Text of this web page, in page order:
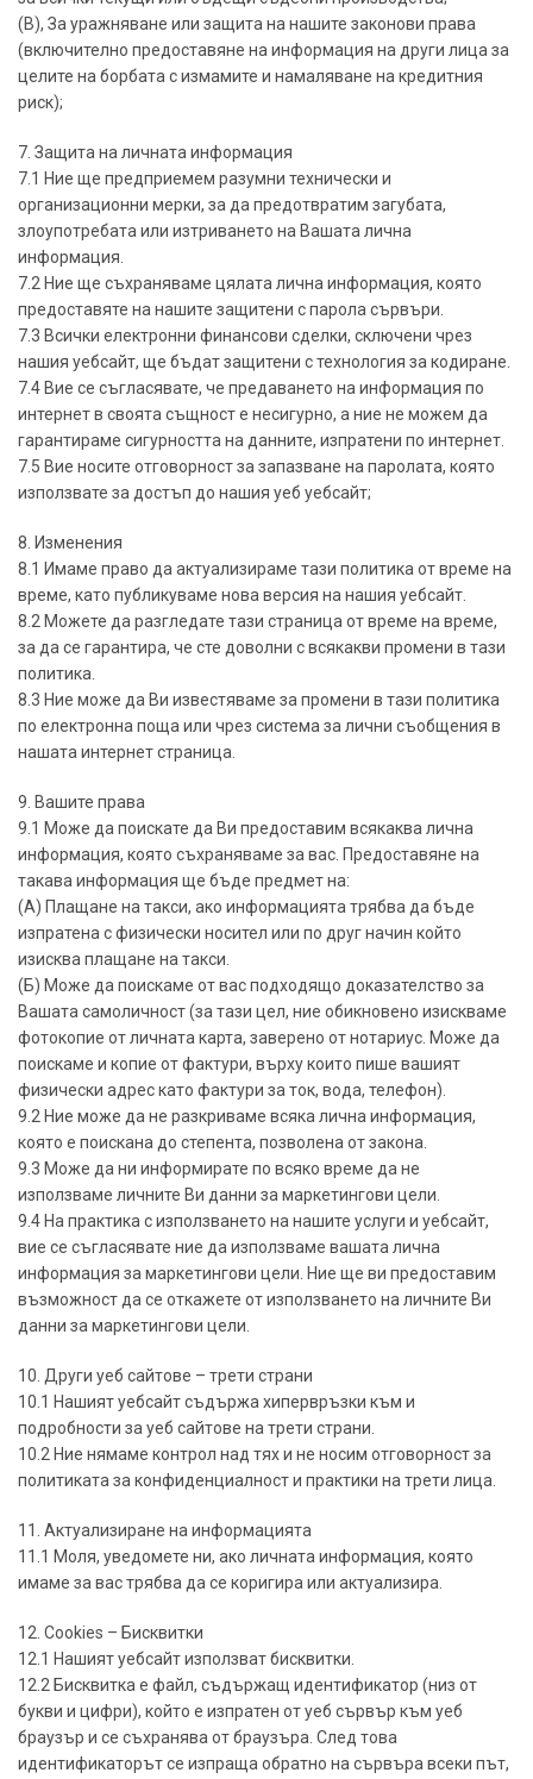
(В), За уражняване или защита на нашите законови права
(включително предоставяне на информация на други лица за
целите на борбата с измамите и намаляване на кредитния
риск);
7. Защита на личната информация
7.1 Ние ще предприемем разумни технически и
организационни мерки, за да предотвратим загубата,
злоупотребата или изтриването на Вашата лична
информация.
7.2 Ние ще съхраняваме цялата лична информация, която
предоставяте на нашите защитени с парола сървъри.
7.3 Всички електронни финансови сделки, сключени чрез
нашия уебсайт, ще бъдат защитени с технология за кодиране.
7.4 Вие се съгласявате, че предаването на информация по
интернет в своята същност е несигурно, а ние не можем да
гарантираме сигурността на данните, изпратени по интернет.
7.5 Вие носите отговорност за запазване на паролата, която
използвате за достъп до нашия уеб уебсайт;
8. Изменения
8.1 Имаме право да актуализираме тази политика от време на
време, като публикуваме нова версия на нашия уебсайт.
8.2 Можете да разгледате тази страница от време на време,
за да се гарантира, че сте доволни с всякакви промени в тази
политика.
8.3 Ние може да Ви известяваме за промени в тази политика
по електронна поща или чрез система за лични съобщения в
нашата интернет страница.
9. Вашите права
9.1 Може да поискате да Ви предоставим всякаква лична
информация, която съхраняваме за вас. Предоставяне на
такава информация ще бъде предмет на:
(А) Плащане на такси, ако информацията трябва да бъде
изпратена с физически носител или по друг начин който
изисква плащане на такси.
(Б) Може да поискаме от вас подходящо доказателство за
Вашата самоличност (за тази цел, ние обикновено изискваме
фотокопие от личната карта, заверено от нотариус. Може да
поискаме и копие от фактури, върху които пише вашият
физически адрес като фактури за ток, вода, телефон).
9.2 Ние може да не разкриваме всяка лична информация,
която е поискана до степента, позволена от закона.
9.3 Може да ни информирате по всяко време да не
използваме личните Ви данни за маркетингови цели.
9.4 На практика с използването на нашите услуги и уебсайт,
вие се съгласявате ние да използваме вашата лична
информация за маркетингови цели. Ние ще ви предоставим
възможност да се откажете от използването на личните Ви
данни за маркетингови цели.
10. Други уеб сайтове – трети страни
10.1 Нашият уебсайт съдържа хипервръзки към и
подробности за уеб сайтове на трети страни.
10.2 Ние нямаме контрол над тях и не носим отговорност за
политиката за конфиденциалност и практики на трети лица.
11. Актуализиране на информацията
11.1 Моля, уведомете ни, ако личната информация, която
имаме за вас трябва да се коригира или актуализира.
12. Cookies – Бисквитки
12.1 Нашият уебсайт използват бисквитки.
12.2 Бисквитка е файл, съдържащ идентификатор (низ от
букви и цифри), който е изпратен от уеб сървър към уеб
браузър и се съхранява от браузъра. След това
идентификаторът се изпраща обратно на сървъра всеки път,